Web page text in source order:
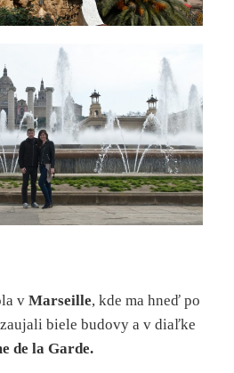
vMarseille, kde ma hneď po
biele budovy a v diaľke
de la Garde.